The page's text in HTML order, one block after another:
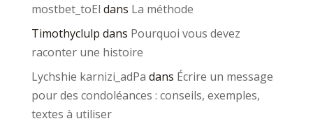
mostbet_toEl dans La méthode
Timothyclulp dans Pourquoi vous devez
raconter une histoire
Lychshie karnizi_adPa dans Écrire un message
pour des condoléances : conseils, exemples,
textes à utiliser